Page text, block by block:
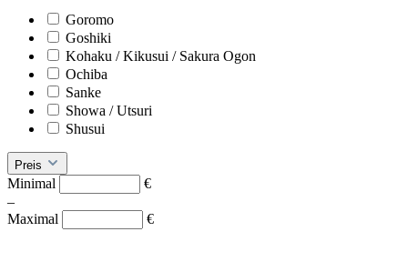
Goromo
Goshiki
Kohaku / Kikusui / Sakura Ogon
Ochiba
Sanke
Showa / Utsuri
Shusui
Preis
Minimal
€
–
Maximal
€